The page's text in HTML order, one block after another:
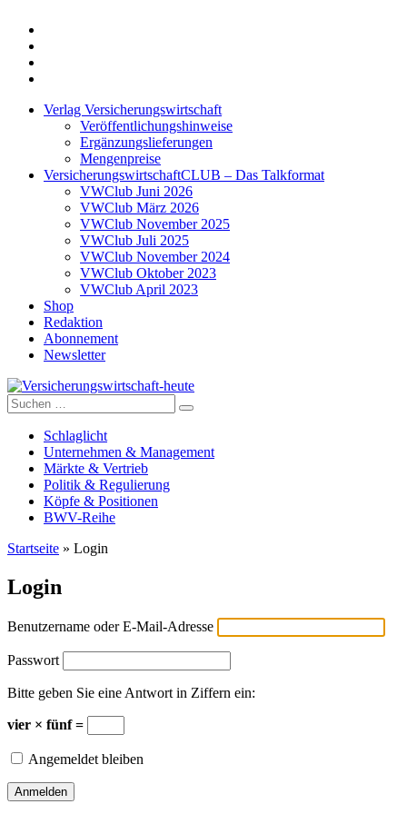
Verlag Versicherungswirtschaft
Veröffentlichungshinweise
Ergänzungslieferungen
Mengenpreise
VersicherungswirtschaftCLUB – Das Talkformat
VWClub Juni 2026
VWClub März 2026
VWClub November 2025
VWClub Juli 2025
VWClub November 2024
VWClub Oktober 2023
VWClub April 2023
Shop
Redaktion
Abonnement
Newsletter
Versicherungswirtschaft-heute
Suche
nach:
Schlaglicht
Unternehmen & Management
Märkte & Vertrieb
Politik & Regulierung
Köpfe & Positionen
BWV-Reihe
Startseite » Login
Login
Benutzername oder E-Mail-Adresse
Passwort
Bitte geben Sie eine Antwort in Ziffern ein:
vier × fünf =
Angemeldet bleiben